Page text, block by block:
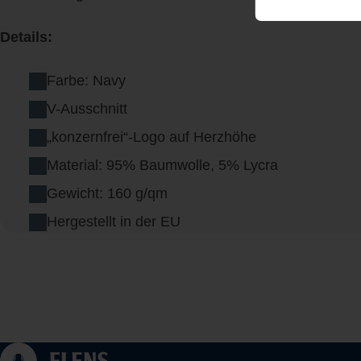
Details:
Farbe: Navy
V-Ausschnitt
„konzernfrei“-Logo auf Herzhöhe
Material: 95% Baumwolle, 5% Lycra
Gewicht: 160 g/qm
Hergestellt in der EU